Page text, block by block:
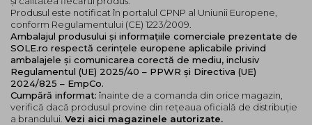
Produsul este notificat în portalul CPNP al Uniunii Europene,
conform Regulamentului (CE) 1223/2009.
Ambalajul produsului și informațiile comerciale prezentate de
SOLE.ro respectă cerințele europene aplicabile privind
ambalajele și comunicarea corectă de mediu, inclusiv
Regulamentul (UE) 2025/40 – PPWR și Directiva (UE)
2024/825 – EmpCo.
Cumpără informat: înainte de a comanda din orice magazin,
verifică dacă produsul provine din rețeaua oficială de distribuție
a brandului. Vezi aici magazinele autorizate.